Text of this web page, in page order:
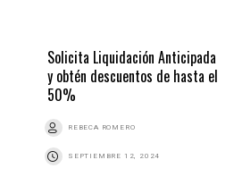
Solicita Liquidación Anticipada
y obtén descuentos de hasta el
50%
REBECA ROMERO
SEPTIEMBRE 12, 2024